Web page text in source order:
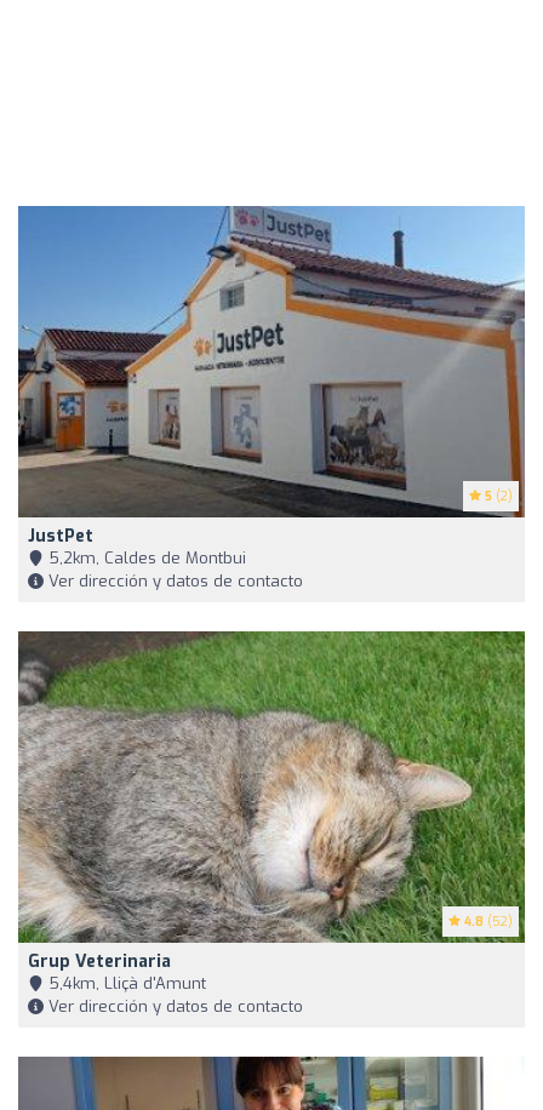
5 (2)
JustPet
5,2km, Caldes de Montbui
Ver dirección y datos de contacto
4.8 (52)
Grup Veterinaria
5,4km, Lliçà d'Amunt
Ver dirección y datos de contacto